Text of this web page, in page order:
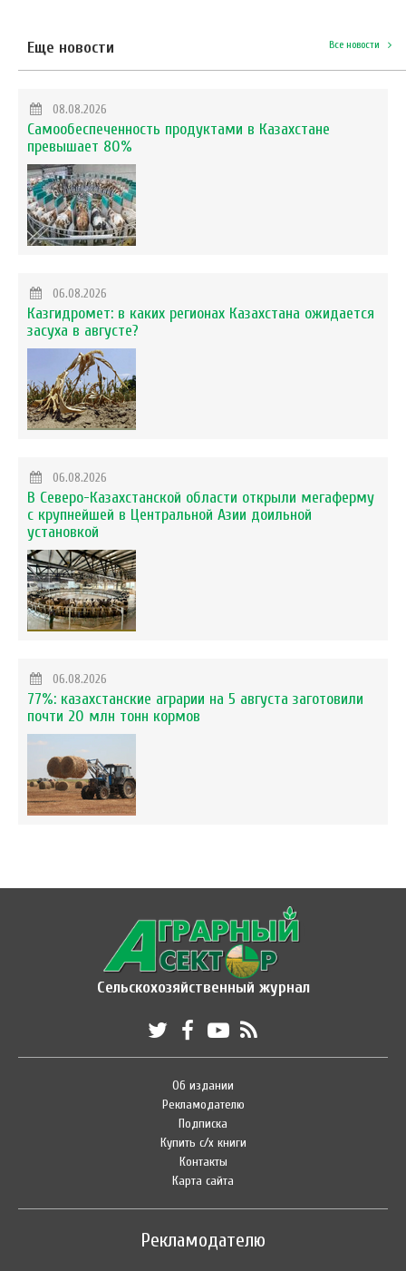
Еще новости Все новости
08.08.2026
Самообеспеченность продуктами в Казахстане
превышает 80%
06.08.2026
Казгидромет: в каких регионах Казахстана ожидается
засуха в августе?
06.08.2026
В Северо-Казахстанской области открыли мегаферму
с крупнейшей в Центральной Азии доильной
установкой
06.08.2026
77%: казахстанские аграрии на 5 августа заготовили
почти 20 млн тонн кормов
Сельскохозяйственный журнал
Об издании
Рекламодателю
Подписка
Купить с/х книги
Контакты
Карта сайта
Рекламодателю